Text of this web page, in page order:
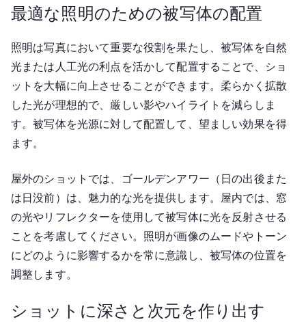
最適な照明のための被写体の配置
照明は写真において重要な役割を果たし、被写体を自然
光または人工光の利点を活かして配置することで、ショ
ットを大幅に向上させることができます。柔らかく拡散
した光が理想的で、厳しい影やハイライトを減らしま
す。被写体を光源に対して配置して、望ましい効果を得
ます。
屋外のショットでは、ゴールデンアワー（日の出後また
は日没前）は、魅力的な光を提供します。屋内では、窓
の光やリフレクターを使用して被写体に光を反射させる
ことを考慮してください。照明が画像のムードやトーン
にどのように影響するかを常に意識し、被写体の位置を
調整します。
ショットに深さと次元を作り出す